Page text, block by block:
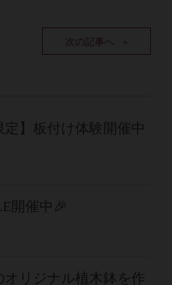
次の記事へ
定】板付け体験開催中
開催中🎉
オリジナル植木鉢を作